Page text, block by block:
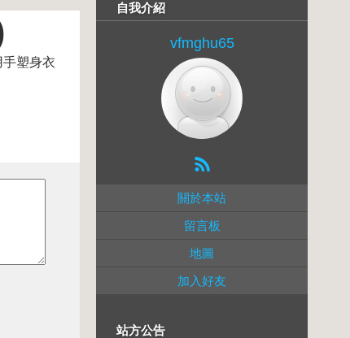
塑身衣
自我介紹
vfmghu65
關於本站
留言板
地圖
加入好友
站方公告